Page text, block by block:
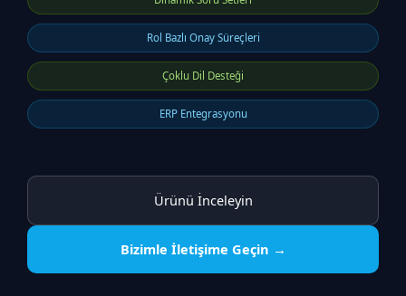
Rol Bazlı Onay Süreçleri
Çoklu Dil Desteği
ERP Entegrasyonu
Ürünü İnceleyin
Bizimle İletişime Geçin →